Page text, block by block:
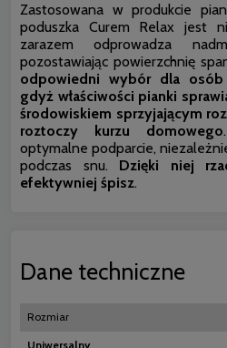
Zastosowana w produkcie
poduszka Curem Relax jest
zarazem odprowadza
pozostawiając powierzchnię
odpowiedni wybór dla osób
gdyż właściwości pianki
środowiskiem sprzyjającym
roztoczy kurzu domowego
optymalne podparcie,
podczas snu. Dzięki niej
efektywniej śpisz.
Dane techniczne
Rozmiar
Uniwersalny